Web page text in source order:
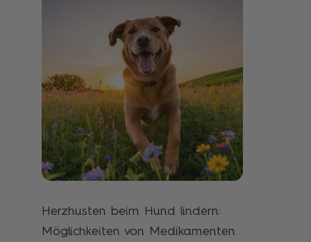
Herzhusten beim Hund lindern:
Möglichkeiten von Medikamenten